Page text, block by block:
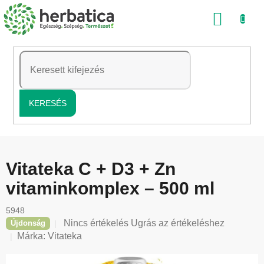
Ugrás
a
tartalomhoz
KERESÉS
Vitateka C + D3 + Zn
vitaminkomplex – 500 ml
5948
Újdonság
A
termék
értékelése
Nincs értékelés Ugrás az értékeléshez
Márka: Vitateka